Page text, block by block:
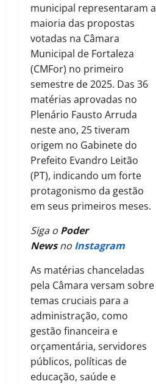
municipal representaram a
maioria das propostas
votadas na Câmara
Municipal de Fortaleza
(CMFor) no primeiro
semestre de 2025. Das 36
matérias aprovadas no
Plenário Fausto Arruda
neste ano, 25 tiveram
origem no Gabinete do
Prefeito Evandro Leitão
(PT), indicando um forte
protagonismo da gestão
em seus primeiros meses.
Siga o Poder
Newsno Instagram
As matérias chanceladas
pela Câmara versam sobre
temas cruciais para a
administração, como
gestão financeira e
orçamentária, servidores
públicos, políticas de
educação, saúde e